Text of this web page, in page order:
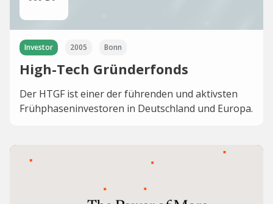
Investor 2005 Bonn
High-Tech Gründerfonds
Der HTGF ist einer der führenden und aktivsten
Frühphaseninvestoren in Deutschland und Europa.